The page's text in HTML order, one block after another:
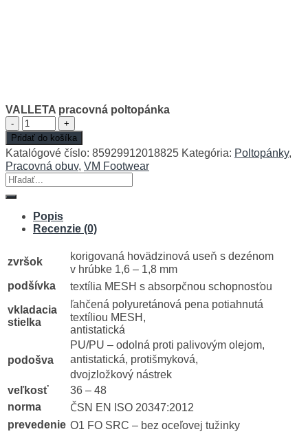
VALLETA pracovná poltopánka
množstvo
VALLETA
pracovná
poltopánka
Pridať do košíka
Katalógové číslo: 85929912018825 Kategória: Poltopánky,
Pracovná obuv, VM Footwear
Hľadať:
Popis
Recenzie (0)
zvršok
korigovaná hovädzinová useň s dezénom
v hrúbke 1,6 – 1,8 mm
podšívka
textília MESH s absorpčnou schopnosťou
vkladacia
stielka
ľahčená polyuretánová pena potiahnutá
textíliou MESH,
antistatická
podošva
PU/PU – odolná proti palivovým olejom,
antistatická, protišmyková,
dvojzložkový nástrek
veľkosť
36 – 48
norma
ČSN EN ISO 20347:2012
prevedenie O1 FO SRC – bez oceľovej tužinky